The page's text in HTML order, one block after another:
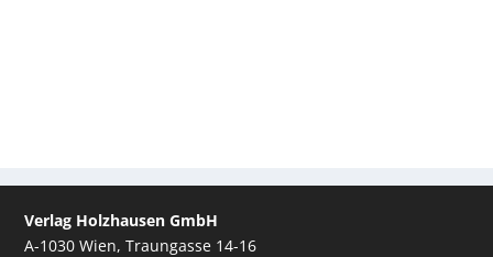
Verlag Holzhausen GmbH
A-1030 Wien, Traungasse 14-16